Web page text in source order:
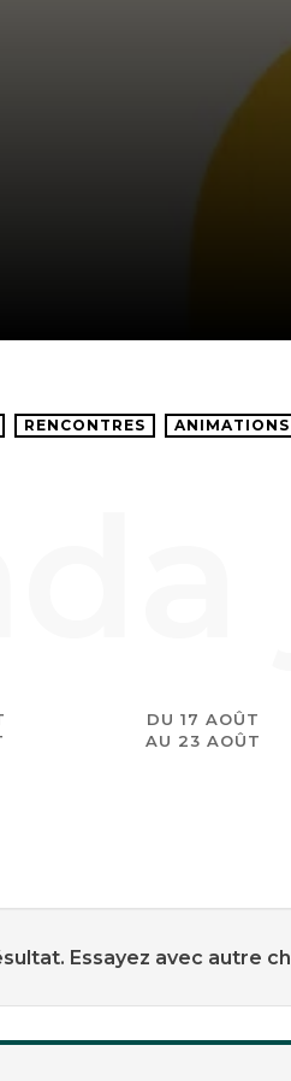
RENCONTRES ANIMATIONS
DU 17 AOÛT
AU 23 AOÛT
Essayez avec autre